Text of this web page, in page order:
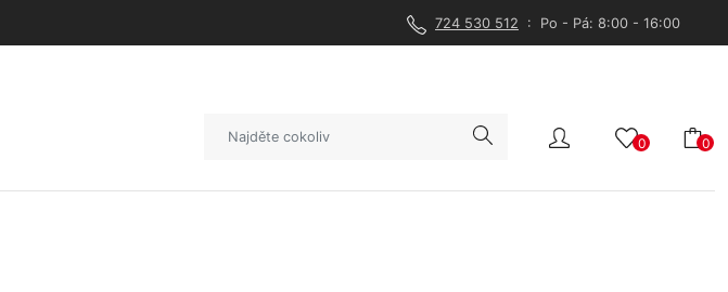
724 530 512 : Po - Pá: 8:00 - 16:00
0 0